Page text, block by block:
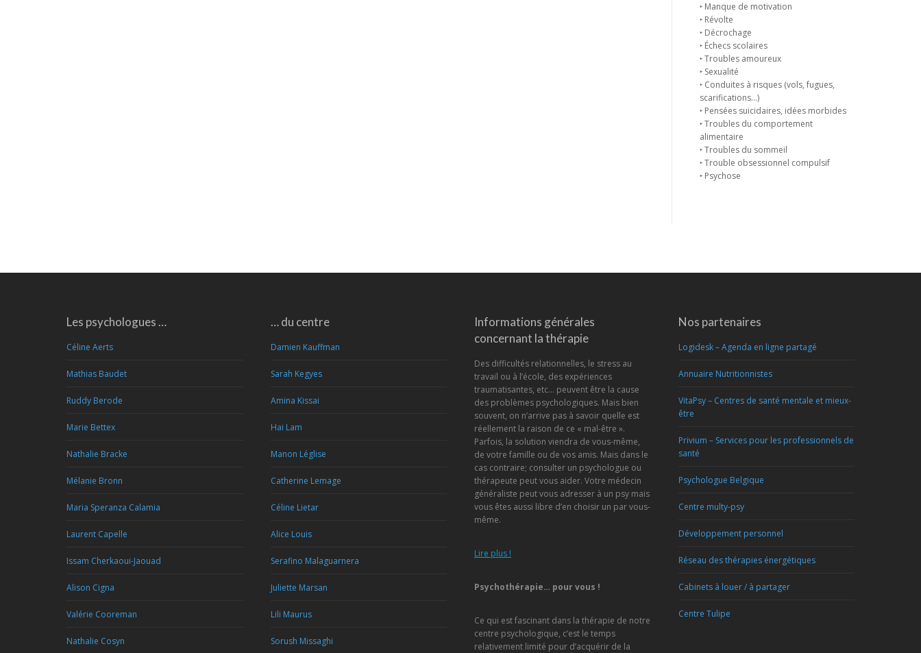
‣ Manque de motivation
‣ Révolte
‣ Décrochage
‣ Échecs scolaires
‣ Troubles amoureux
‣ Sexualité
‣ Conduites à risques (vols, fugues,
scarifications…)
‣ Pensées suicidaires, idées morbides
‣ Troubles du comportement
alimentaire
‣ Troubles du sommeil
‣ Trouble obsessionnel compulsif
‣ Psychose
Les psychologues …
Céline Aerts
Mathias Baudet
Ruddy Berode
Marie Bettex
Nathalie Bracke
Mélanie Bronn
Maria Speranza Calamia
Laurent Capelle
Issam Cherkaoui-Jaouad
Alison Cigna
Valérie Cooreman
Nathalie Cosyn
… du centre
Damien Kauffman
Sarah Kegyes
Amina Kissai
Hai Lam
Manon Léglise
Catherine Lemage
Céline Lietar
Alice Louis
Serafino Malaguarnera
Juliette Marsan
Lili Maurus
Sorush Missaghi
Informations générales
concernant la thérapie
Des difficultés relationnelles, le stress au
travail ou à l’école, des expériences
traumatisantes, etc… peuvent être la cause
des problèmes psychologiques. Mais bien
souvent, on n’arrive pas à savoir quelle est
réellement la raison de ce « mal-être ».
Parfois, la solution viendra de vous-même,
de votre famille ou de vos amis. Mais dans le
cas contraire; consulter un psychologue ou
thérapeute peut vous aider. Votre médecin
généraliste peut vous adresser à un psy mais
vous êtes aussi libre d’en choisir un par vous-
même.
Lire plus !
Psychothérapie… pour vous !
Ce qui est fascinant dans la thérapie de notre
centre psychologique, c’est le temps
relativement limité pour d’acquérir de la
Nos partenaires
Logidesk – Agenda en ligne partagé
Annuaire Nutritionnistes
VitaPsy – Centres de santé mentale et mieux-
être
Privium – Services pour les professionnels de
santé
Psychologue Belgique
Centre multy-psy
Développement personnel
Réseau des thérapies énergétiques
Cabinets à louer / à partager
Centre Tulipe